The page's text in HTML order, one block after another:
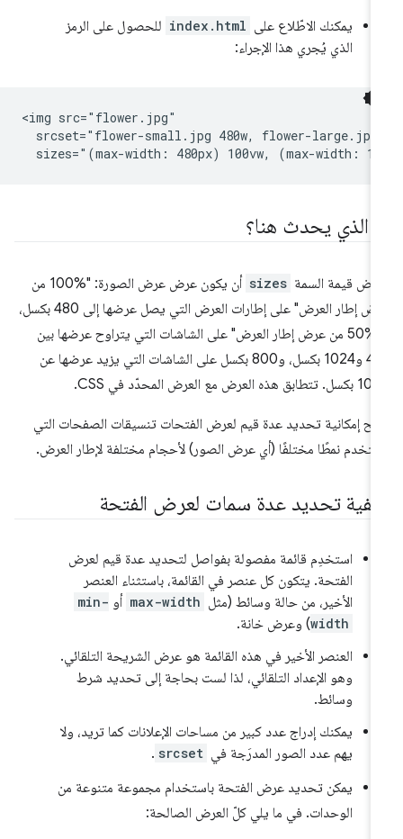
يمكنك الاطّلاع على index.html للحصول على الرمز
الذي يُجري هذا الإجراء:
<img src="flower.jpg"
srcset="flower-small.jpg 480w, flower-
الذي يحدث هنا؟
قيمة السمة sizes
أن يكون عرض عرض الصورة: "‎100% من
عرض إطار العرض" على إطارات العرض التي يصل عرضها إلى 480 بكسل،
و"‎50% من عرض إطار العرض" على الشاشات التي يتراوح عرضها بين
481 و1024 بكسل، و800 بكسل على الشاشات التي يزيد عرضها عن
إمكانية تحديد عدة قيم لعرض الفتحات تنسيقات الصفحات التي
نمطًا مختلفًا (أي عرض الصور) لأحجام مختلفة لإطار العرض.
تحديد عدة سمات لعرض الفتحة
استخدِم قائمة مفصولة بفواصل لتحديد عدة قيم لعرض
الفتحة. يتكون كل عنصر في القائمة، باستثناء العنصر
الأخير، من حالة وسائط (مثل max-width أو min-
width) وعرض خانة.
العنصر الأخير في هذه القائمة هو عرض الشريحة التلقائي.
وهو الإعداد التلقائي، لذا لست بحاجة إلى تحديد شرط
وسائط.
يمكنك إدراج عدد كبير من مساحات الإعلانات كما تريد، ولا
يهم عدد الصور المدرَجة في srcset
.
يمكن تحديد عرض الفتحة باستخدام مجموعة متنوعة من
الوحدات. في ما يلي كلّ العرض الصالحة: